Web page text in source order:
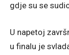
gdje su se
U napetoj
u finalu je